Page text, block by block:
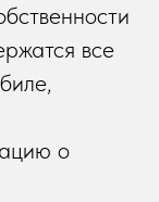
все
о